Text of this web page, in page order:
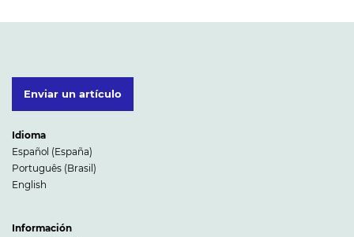
Enviar un artículo
Idioma
Español (España)
Português (Brasil)
English
Información